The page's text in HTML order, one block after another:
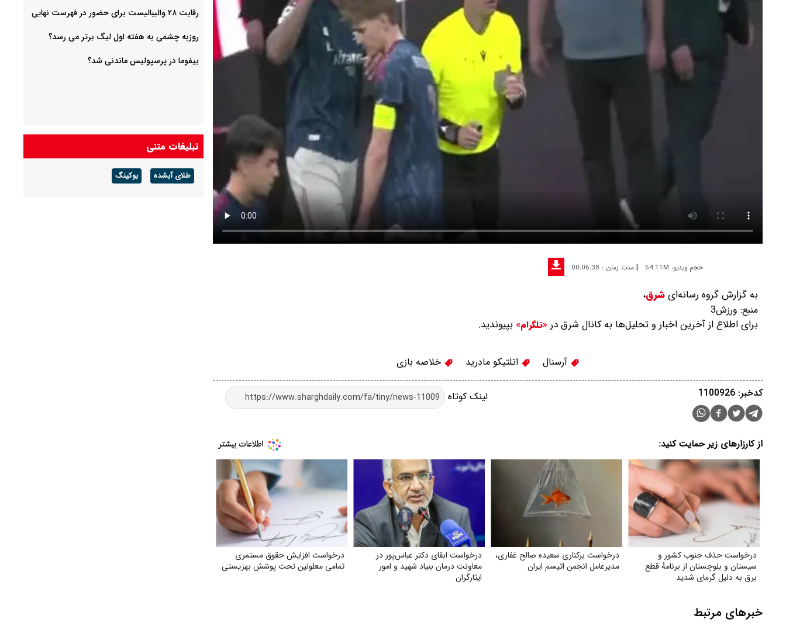
حجم ویدیو: 54.11M |مدت زمان : 00:06:38
به گزارش گروه رسانه‌ایشرق،
منبع: ورزش3
برای اطلاع از آخرین اخبار و تحلیل‌ها به کانال شرق در «تلگرام» بپیوندید.
آرسنال اتلتیکو مادرید خلاصه بازی
لینک کوتاه کدخبر: 1100926
از کارزارهای زیر حمایت کنید:
درخواست حذف جنوب کشور و
سیستان و بلوچستان از برنامهٔ قطع
برق به دلیل گرمای شدید
درخواست برکناری سعیده صالح غفاری،
مدیرعامل انجمن اتیسم ایران
درخواست ابقای دکتر عباس‌پور در
معاونت درمان بنیاد شهید و امور
ایثارگران
درخواست افزایش حقوق مستمری
تمامی معلولین تحت پوشش بهزیستی
خبرهای مرتبط
رقابت ۲۸ والیبالیست برای حضور در فهرست نهایی
روزبه چشمی به هفته اول لیگ برتر می رسد؟
بیفوما در پرسپولیس ماندنی شد؟
تبلیغات متنی
طلای آبشده بوکینگ